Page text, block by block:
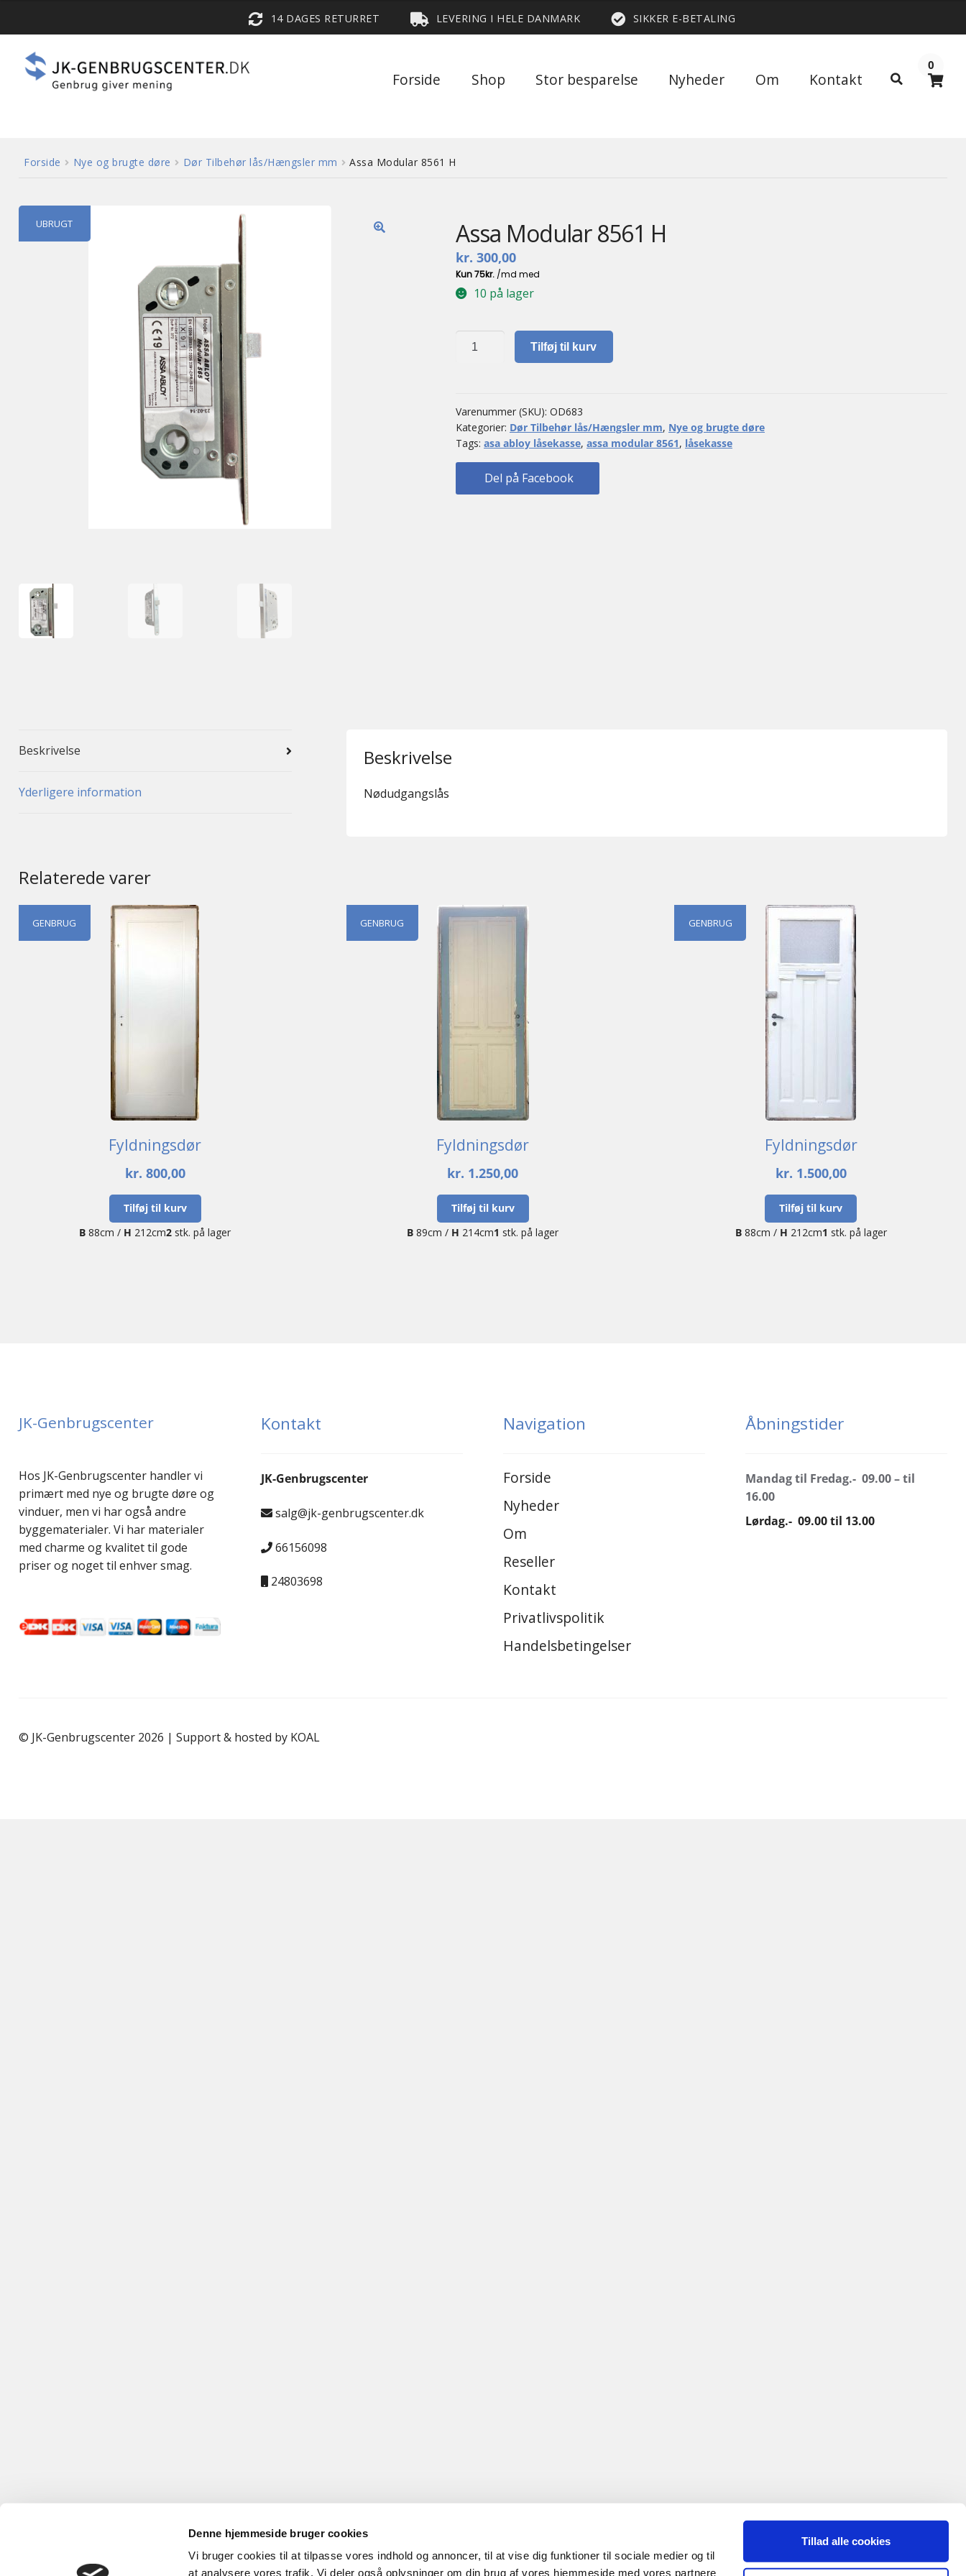
Denne hjemmeside bruger cookies
Vi bruger cookies til at tilpasse vores indhold og annoncer, til at vise dig funktioner til sociale medier og til
at analysere vores trafik. Vi deler også oplysninger om din brug af vores hjemmeside med vores partnere
Tillad alle cookies
14 DAGES RETURRET LEVERING I HELE DANMARK SIKKER E-BETALING
Forside Shop Stor besparelse Nyheder Om Kontakt
Søg
0
Forside Nye og brugte døre Dør Tilbehør lås/Hængsler mm Assa Modular 8561 H
UBRUGT Assa Modular 8561 H
kr. 300,00
10 på lager
Assa
antal
Tilføj til kurv
Varenummer (SKU): OD683
Kategorier: Dør Tilbehør lås/Hængsler mm, Nye og brugte døre
Tags: asa abloy låsekasse, assa modular 8561, låsekasse
Del på Facebook
Beskrivelse
Yderligere information
Beskrivelse
Nødudgangslås
Relaterede varer
GENBRUG
Fyldningsdør
kr. 800,00
Tilføj til kurv
B 88cm / H 212cm2 stk. på lager
GENBRUG
Fyldningsdør
kr. 1.250,00
Tilføj til kurv
B 89cm / H 214cm1 stk. på lager
GENBRUG
Fyldningsdør
kr. 1.500,00
Tilføj til kurv
B88cm / H 212cm1 stk. på lager
JK-Genbrugscenter
Hos JK-Genbrugscenter handler vi
primært med nye og brugte døre og
vinduer, men vi har også andre
byggematerialer. Vi har materialer
med charme og kvalitet til gode
priser og noget til enhver smag.
Kontakt
JK-Genbrugscenter
salg@jk-genbrugscenter.dk
66156098
24803698
Navigation
Forside
Nyheder
Om
Reseller
Kontakt
Privatlivspolitik
Handelsbetingelser
Åbningstider
Mandag til Fredag.- 09.00 – til
16.00
Lørdag.- 09.00 til 13.00
© JK-Genbrugscenter 2026 | Support & hosted by KOAL